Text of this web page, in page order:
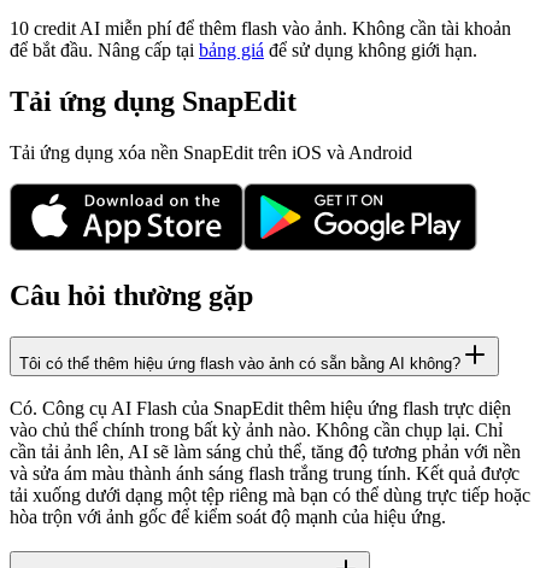
10 credit AI miễn phí để thêm flash vào ảnh. Không cần tài khoản
để bắt đầu. Nâng cấp tại bảng giá để sử dụng không giới hạn.
Tải ứng dụng SnapEdit
Tải ứng dụng xóa nền SnapEdit trên iOS và Android
Câu hỏi thường gặp
Tôi có thể thêm hiệu ứng flash vào ảnh có sẵn bằng AI không?
Có. Công cụ AI Flash của SnapEdit thêm hiệu ứng flash trực diện
vào chủ thể chính trong bất kỳ ảnh nào. Không cần chụp lại. Chỉ
cần tải ảnh lên, AI sẽ làm sáng chủ thể, tăng độ tương phản với nền
và sửa ám màu thành ánh sáng flash trắng trung tính. Kết quả được
tải xuống dưới dạng một tệp riêng mà bạn có thể dùng trực tiếp hoặc
hòa trộn với ảnh gốc để kiểm soát độ mạnh của hiệu ứng.